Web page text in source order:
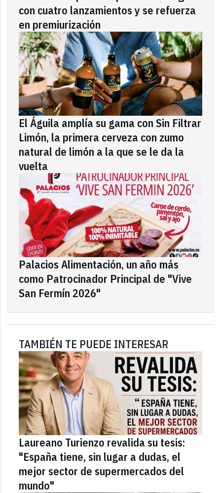
con cuatro lanzamientos y se refuerza
en premiurización
El Águila amplía su gama con Sin Filtrar
Limón, la primera cerveza con zumo
natural de limón a la que se le da la
vuelta
Palacios Alimentación, un año más
como Patrocinador Principal de "Vive
San Fermín 2026"
TAMBIÉN TE PUEDE INTERESAR
Laureano Turienzo revalida su tesis:
"España tiene, sin lugar a dudas, el
mejor sector de supermercados del
mundo"